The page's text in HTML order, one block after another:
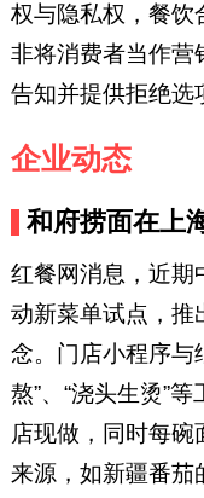
权与隐私权，餐饮
非将消费者当作营
告知并提供拒绝选
企业动态
和府捞面在上
红餐网消息，近期
动新菜单试点，推
念。门店小程序与
熬”、“浇头生烫”
店现做，同时每碗
来源，如新疆番茄